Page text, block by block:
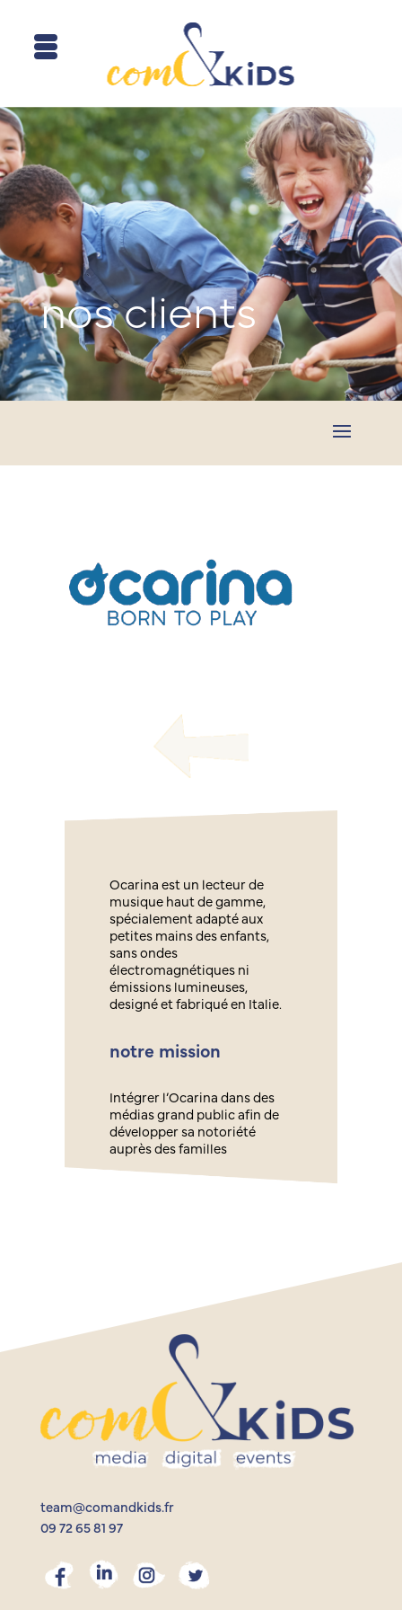
nos clients
Ocarina est un lecteur de
musique haut de gamme,
spécialement adapté aux
petites mains des enfants,
sans ondes
électromagnétiques ni
émissions lumineuses,
designé et fabriqué en Italie.
notre mission
Intégrer l’Ocarina dans des
médias grand public afin de
développer sa notoriété
auprès des familles
team@comandkids.fr
09 72 65 81 97